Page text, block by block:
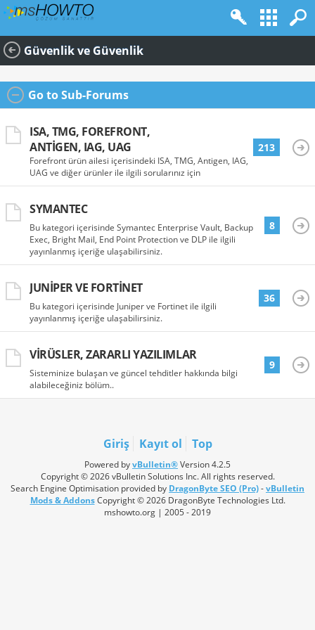
Güvenlik ve Güvenlik
Go to Sub-Forums
ISA, TMG, FOREFRONT,
ANTIGEN, IAG, UAG
Forefront ürün ailesi içerisindeki ISA, TMG, Antigen, IAG,
UAG ve diğer ürünler ile ilgili sorularınız için
213
SYMANTEC
Bu kategori içerisinde Symantec Enterprise Vault, Backup
Exec, Bright Mail, End Point Protection ve DLP ile ilgili
yayınlanmış içeriğe ulaşabilirsiniz.
8
JUNIPER VE FORTINET
Bu kategori içerisinde Juniper ve Fortinet ile ilgili
yayınlanmış içeriğe ulaşabilirsiniz.
36
VIRÜSLER, ZARARLI YAZILIMLAR
Sisteminize bulaşan ve güncel tehditler hakkında bilgi
alabileceğiniz bölüm..
9
Giriş Kayıt ol Top
Powered byvBulletin®Version 4.2.5
Copyright © 2026 vBulletin Solutions Inc. All rights reserved.
Search Engine Optimisation provided by DragonByte SEO (Pro)-vBulletin
Mods & AddonsCopyright © 2026 DragonByte Technologies Ltd.
mshowto.org | 2005 - 2019